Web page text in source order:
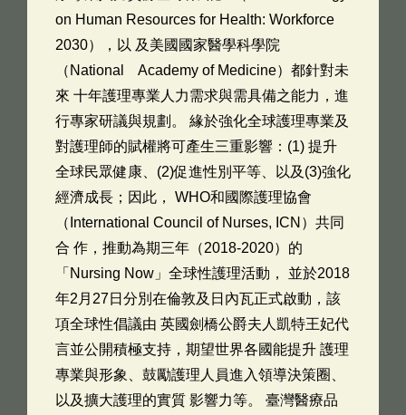
on Human Resources for Health: Workforce
2030），以 及美國國家醫學科學院
（National Academy of Medicine）都針對未
來 十年護理專業人力需求與需具備之能力，進
行專家研議與規劃。 緣於強化全球護理專業及
對護理師的賦權將可產生三重影響：(1) 提升
全球民眾健康、(2)促進性別平等、以及(3)強化
經濟成長；因此， WHO和國際護理協會
（International Council of Nurses, ICN）共同
合 作，推動為期三年（2018-2020）的
「Nursing Now」全球性護理活動， 並於2018
年2月27日分別在倫敦及日內瓦正式啟動，該
項全球性倡議由 英國劍橋公爵夫人凱特王妃代
言並公開積極支持，期望世界各國能提升 護理
專業與形象、鼓勵護理人員進入領導決策圈、
以及擴大護理的實質 影響力等。 臺灣醫療品